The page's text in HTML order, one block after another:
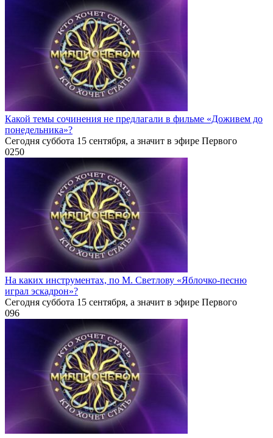
Какой темы сочинения не предлагали в фильме «Доживем до
понедельника»?
Сегодня суббота 15 сентября, а значит в эфире Первого
0250
На каких инструментах, по М. Светлову «Яблочко-песню
играл эскадрон»?
Сегодня суббота 15 сентября, а значит в эфире Первого
096